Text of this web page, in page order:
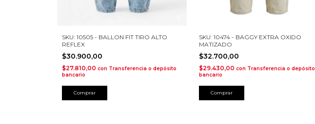
SKU: 10505 - BALLON FIT TIRO ALTO
REFLEX
$30.900,00
$27.810,00 con Transferencia o depósito
bancario
Comprar
SKU: 10474 - BAGGY EXTRA OXIDO
MATIZADO
$32.700,00
$29.430,00con Transferencia o depósito
bancario
Comprar